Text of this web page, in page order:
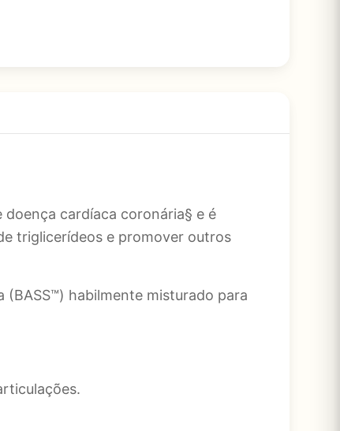
doença cardíaca coronária§ e é
triglicerídeos e promover outros
habilmente misturado para